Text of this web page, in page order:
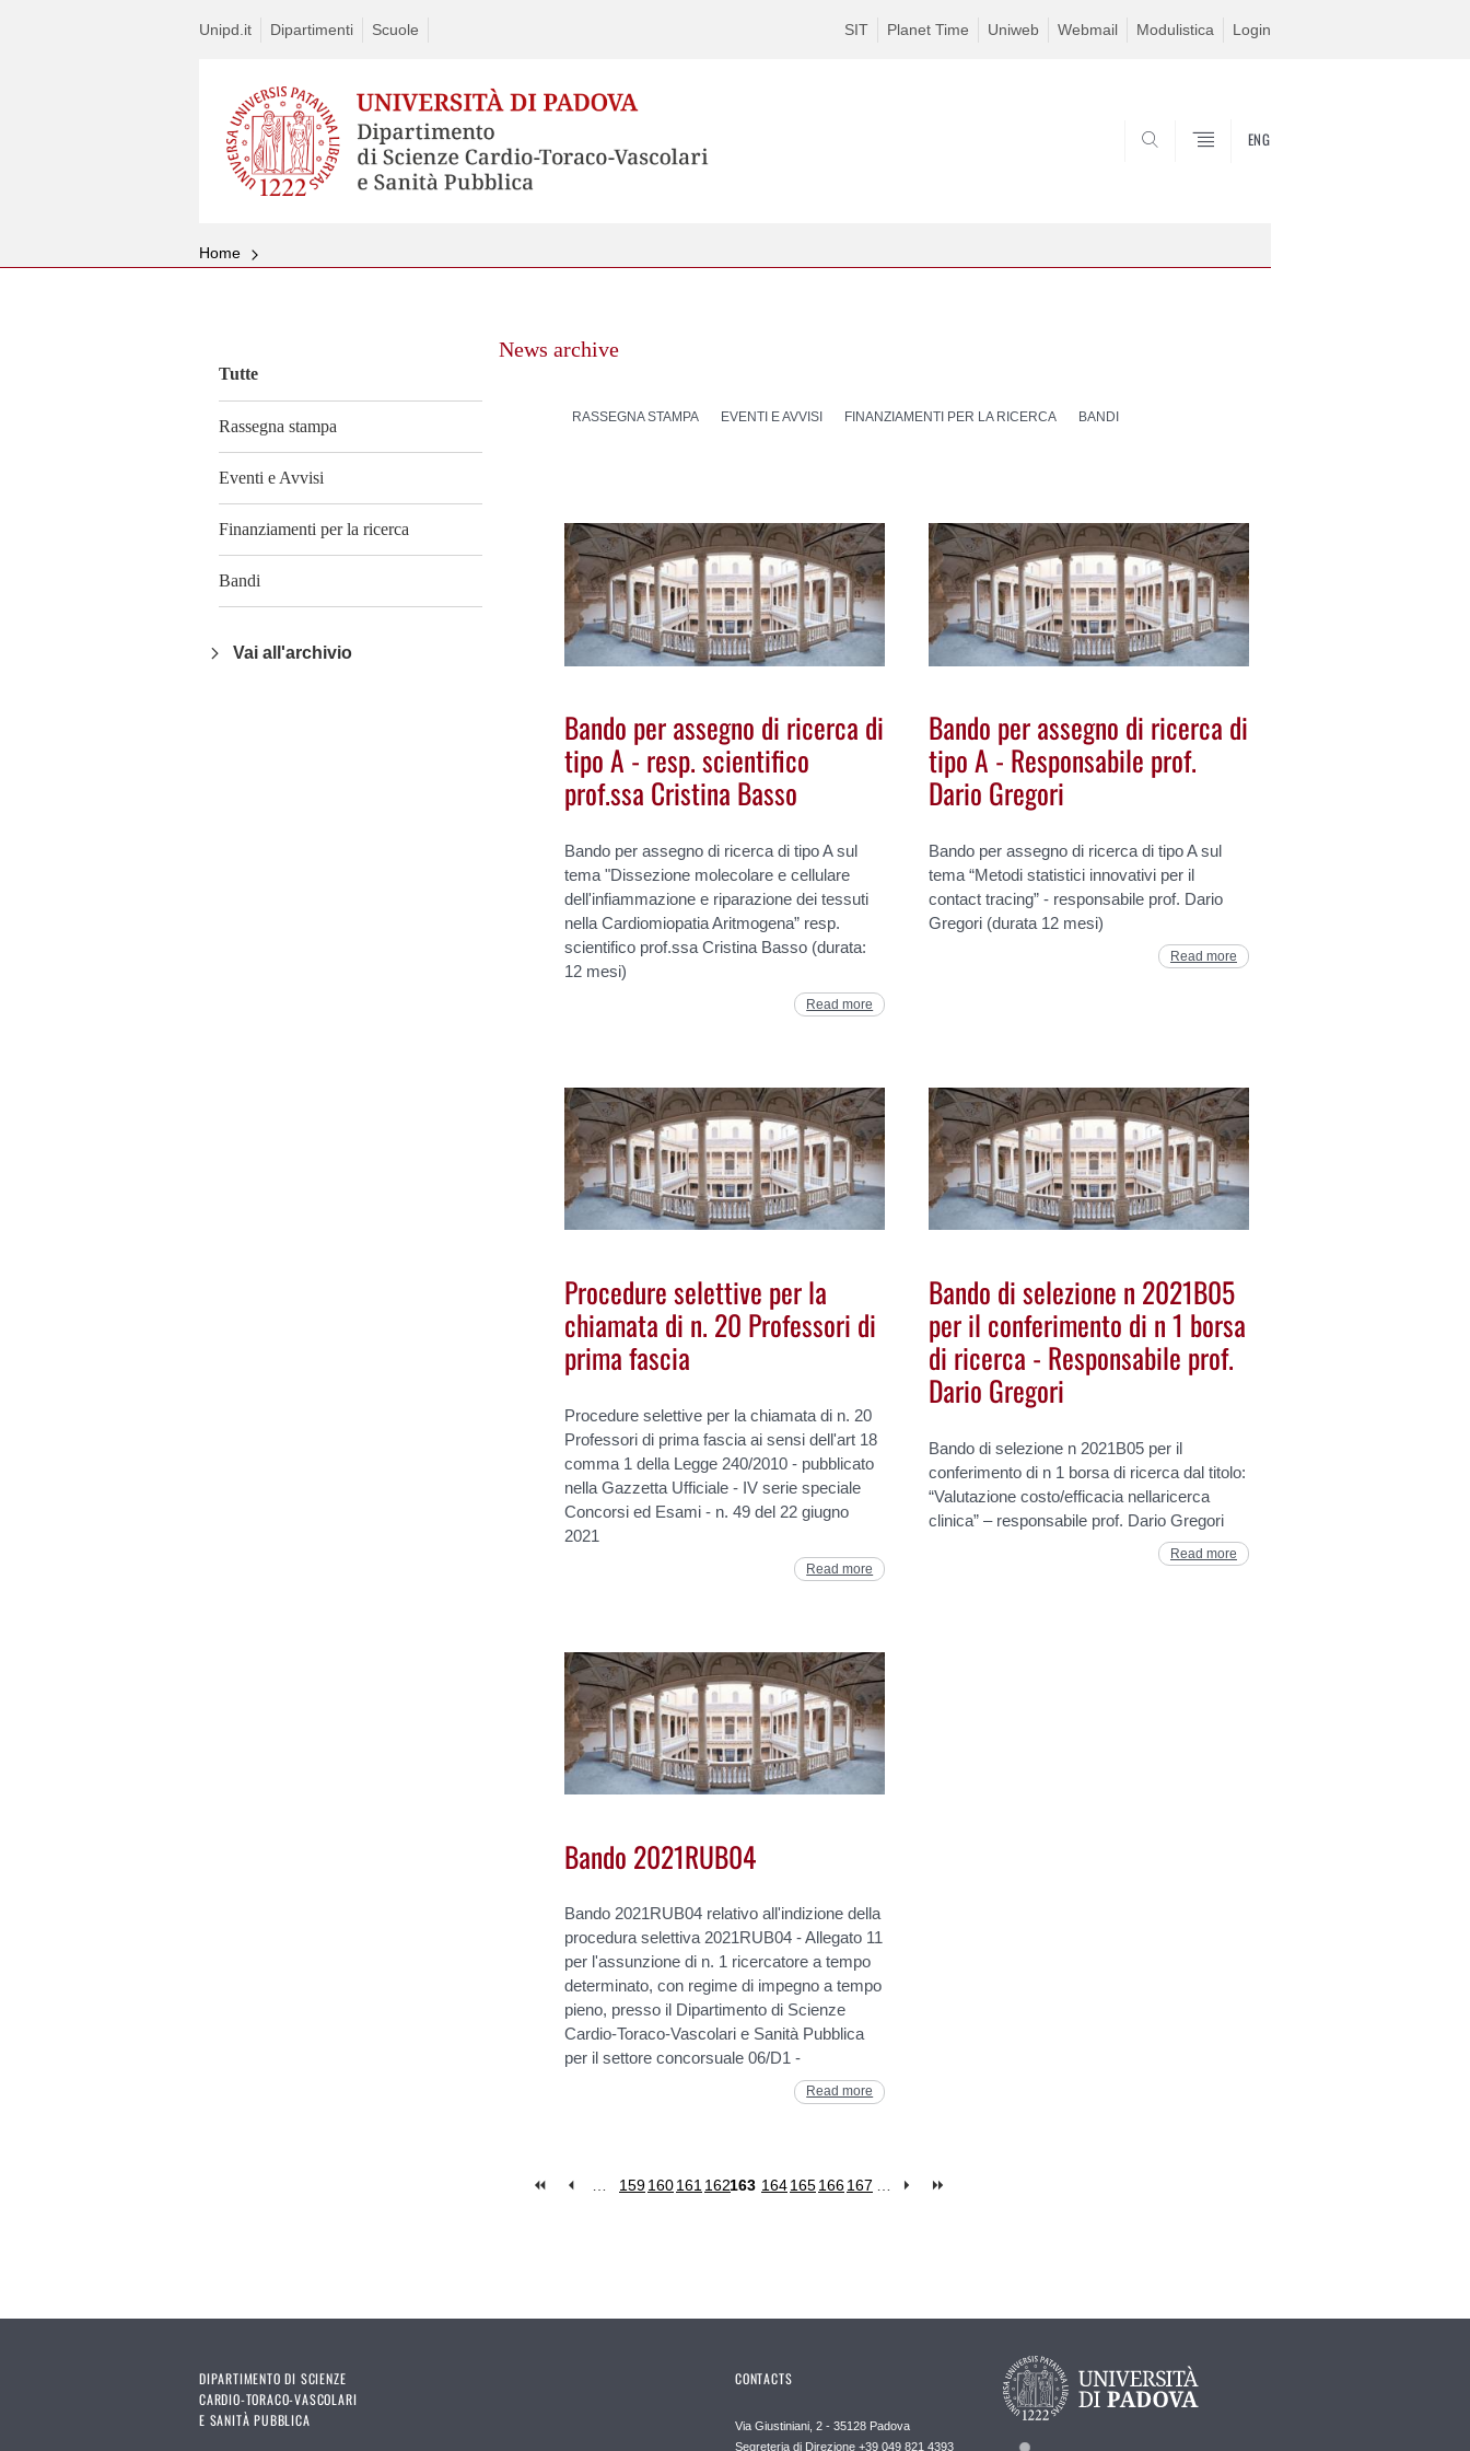
Unipd.it Dipartimenti Scuole SIT Planet Time Uniweb Webmail Modulistica Login
ENG
Home
Tutte
Rassegna stampa
Eventi e Avvisi
Finanziamenti per la ricerca
Bandi
Vai all'archivio
News archive
RASSEGNA STAMPA EVENTI E AVVISI FINANZIAMENTI PER LA RICERCA BANDI
Bando per assegno di ricerca di
tipo A - resp. scientifico
prof.ssa Cristina Basso
Bando per assegno di ricerca di tipo A sul
tema "Dissezione molecolare e cellulare
dell'infiammazione e riparazione dei tessuti
nella Cardiomiopatia Aritmogena” resp.
scientifico prof.ssa Cristina Basso (durata:
12 mesi)
Read more
Bando per assegno di ricerca di
tipo A - Responsabile prof.
Dario Gregori
Bando per assegno di ricerca di tipo A sul
tema “Metodi statistici innovativi per il
contact tracing” - responsabile prof. Dario
Gregori (durata 12 mesi)
Read more
Procedure selettive per la
chiamata di n. 20 Professori di
prima fascia
Procedure selettive per la chiamata di n. 20
Professori di prima fascia ai sensi dell'art 18
comma 1 della Legge 240/2010 - pubblicato
nella Gazzetta Ufficiale - IV serie speciale
Concorsi ed Esami - n. 49 del 22 giugno
2021
Read more
Bando di selezione n 2021B05
per il conferimento di n 1 borsa
di ricerca - Responsabile prof.
Dario Gregori
Bando di selezione n 2021B05 per il
conferimento di n 1 borsa di ricerca dal titolo:
“Valutazione costo/efficacia nellaricerca
clinica” – responsabile prof. Dario Gregori
Read more
Bando 2021RUB04
Bando 2021RUB04 relativo all'indizione della
procedura selettiva 2021RUB04 - Allegato 11
per l'assunzione di n. 1 ricercatore a tempo
determinato, con regime di impegno a tempo
pieno, presso il Dipartimento di Scienze
Cardio-Toraco-Vascolari e Sanità Pubblica
per il settore concorsuale 06/D1 -
Read more
159160161 162163 164165166167
DIPARTIMENTO DI SCIENZE
CARDIO-TORACO-VASCOLARI
E SANITÀ PUBBLICA
CONTACTS
Via Giustiniani, 2 - 35128 Padova
Segreteria di Direzione +39 049 821 4393